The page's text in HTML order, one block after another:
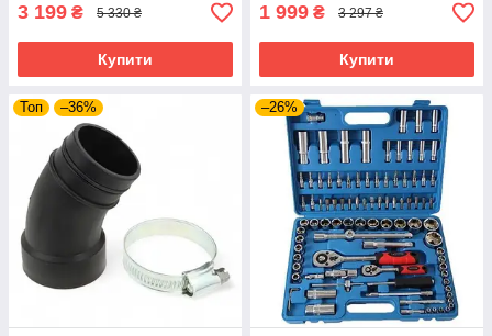
3 199 ₴ 5 330 ₴
Купити
1 999 ₴ 3 297 ₴
Купити
Топ –36% –26%